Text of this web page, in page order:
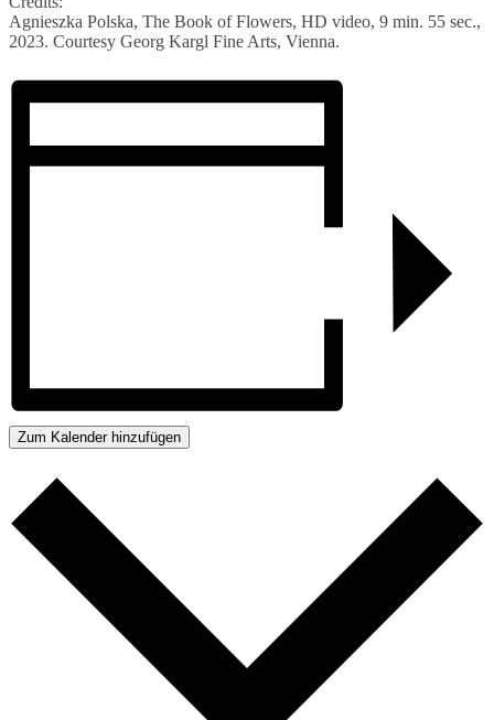
Agnieszka Polska, The Book of Flowers, HD video, 9 min. 55 sec.,
2023. Courtesy Georg Kargl Fine Arts, Vienna.
Zum Kalender hinzufügen